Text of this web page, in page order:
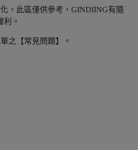
，此區僅供參考，GINDIING有隨
利。
之【常見問題】。